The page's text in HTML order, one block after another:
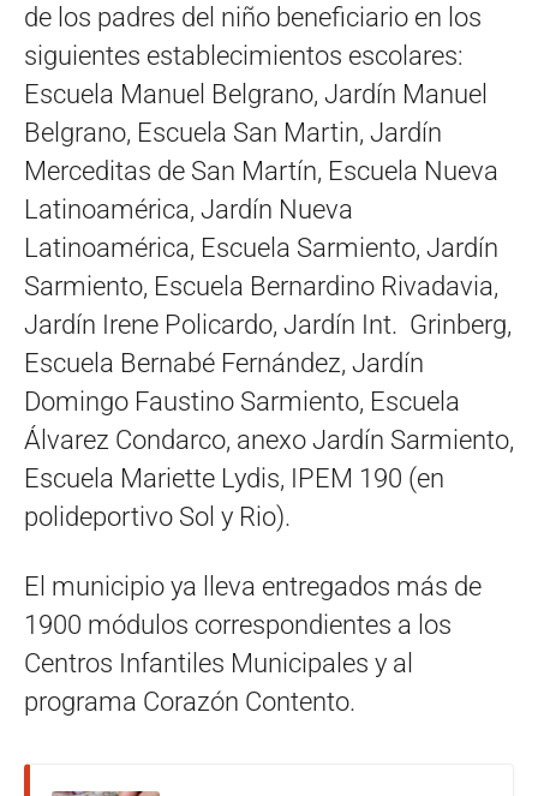
de los padres del niño beneficiario en los
siguientes establecimientos escolares:
Escuela Manuel Belgrano, Jardín Manuel
Belgrano, Escuela San Martin, Jardín
Merceditas de San Martín, Escuela Nueva
Latinoamérica, Jardín Nueva
Latinoamérica, Escuela Sarmiento, Jardín
Sarmiento, Escuela Bernardino Rivadavia,
Jardín Irene Policardo, Jardín Int. Grinberg,
Escuela Bernabé Fernández, Jardín
Domingo Faustino Sarmiento, Escuela
Álvarez Condarco, anexo Jardín Sarmiento,
Escuela Mariette Lydis, IPEM 190 (en
polideportivo Sol y Rio).
El municipio ya lleva entregados más de
1900 módulos correspondientes a los
Centros Infantiles Municipales y al
programa Corazón Contento.